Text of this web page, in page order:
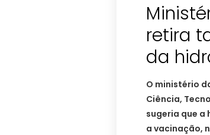
retira
da
O ministério
Ciência,
sugeria que a
a vacinação,